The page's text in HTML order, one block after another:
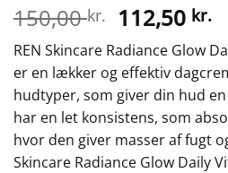
150,00kr. Den
pris
var:
150,00 kr..
112,50 kr.
REN Skincare Radiance Glow
er en lækker og effektiv
hudtyper, som giver din hud
har en let konsistens, som
hvor den giver masser af fugt
Skincare Radiance Glow Daily